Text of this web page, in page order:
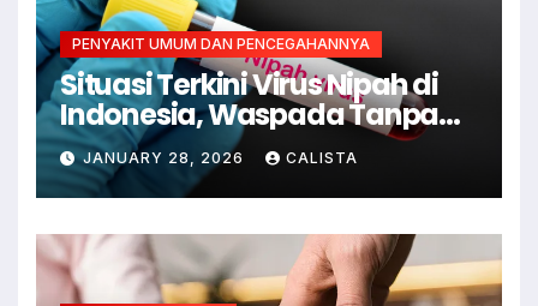
PENYAKIT UMUM DAN PENCEGAHANNYA
Situasi Terkini Virus Nipah di
Indonesia, Waspada Tanpa
Kepanikan
JANUARY 28, 2026 CALISTA